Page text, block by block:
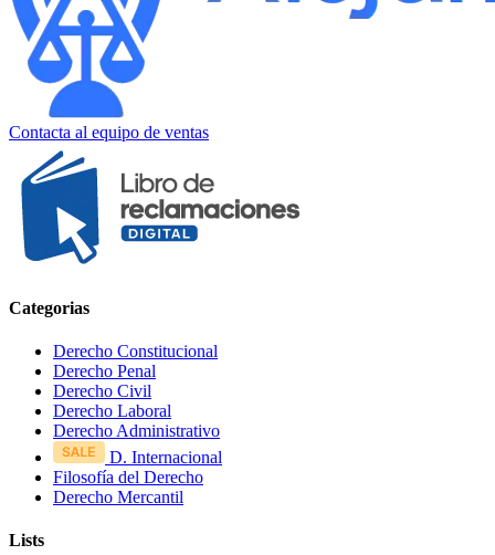
Contacta al equipo de ventas
Categorias
Derecho Constitucional
Derecho Penal
Derecho Civil
Derecho Laboral
Derecho Administrativo
D. Internacional
Filosofía del Derecho
Derecho Mercantil
Lists